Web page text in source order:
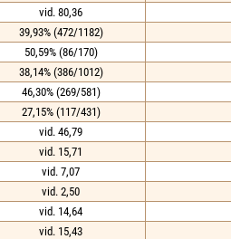
vid. 80,36
39,93% (472/1182)
50,59% (86/170)
38,14% (386/1012)
46,30% (269/581)
27,15% (117/431)
vid. 46,79
vid. 15,71
vid. 7,07
vid. 2,50
vid. 14,64
vid. 15,43